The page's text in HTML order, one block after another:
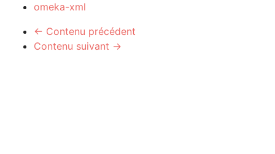
omeka-xml
← Contenu précédent
Contenu suivant →